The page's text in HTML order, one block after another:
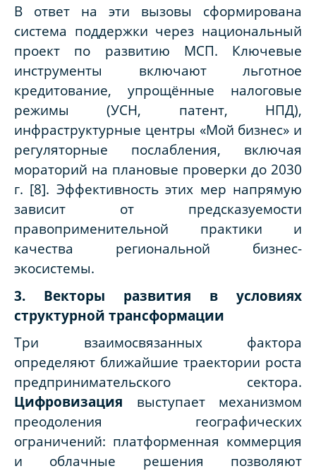
В ответ на эти вызовы сформирована
система поддержки через национальный
проект по развитию МСП. Ключевые
инструменты включают льготное
кредитование, упрощённые налоговые
режимы (УСН, патент, НПД),
инфраструктурные центры «Мой бизнес» и
регуляторные послабления, включая
мораторий на плановые проверки до 2030
г. [8]. Эффективность этих мер напрямую
зависит от предсказуемости
правоприменительной практики и
качества региональной бизнес-
экосистемы.
3. Векторы развития в условиях
структурной трансформации
Три взаимосвязанных фактора
определяют ближайшие траектории роста
предпринимательского сектора.
Цифровизация выступает механизмом
преодоления географических
ограничений: платформенная коммерция
и облачные решения позволяют